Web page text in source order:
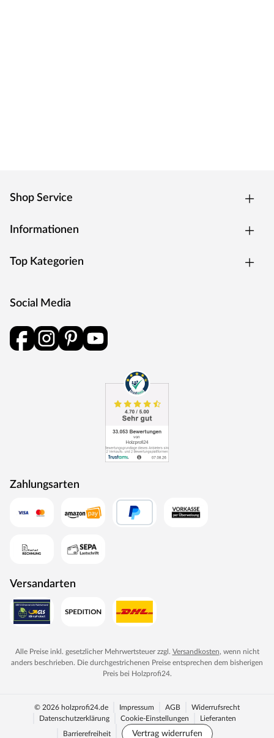
Gartenträume ganz einfach. Outgarden – für einen
Shop Service
Informationen
Top Kategorien
Social Media
Zahlungsarten
Versandarten
Alle Preise inkl. gesetzlicher Mehrwertsteuer zzgl. Versandkosten, wenn nicht
anders beschrieben. Die durchgestrichenen Preise entsprechen dem bisherigen
Preis bei Holzprofi24.
© 2026 holzprofi24.de Impressum AGB
Widerrufsrecht
Datenschutzerklärung
Cookie-Einstellungen Lieferanten
Barrierefreiheit Vertrag widerrufen